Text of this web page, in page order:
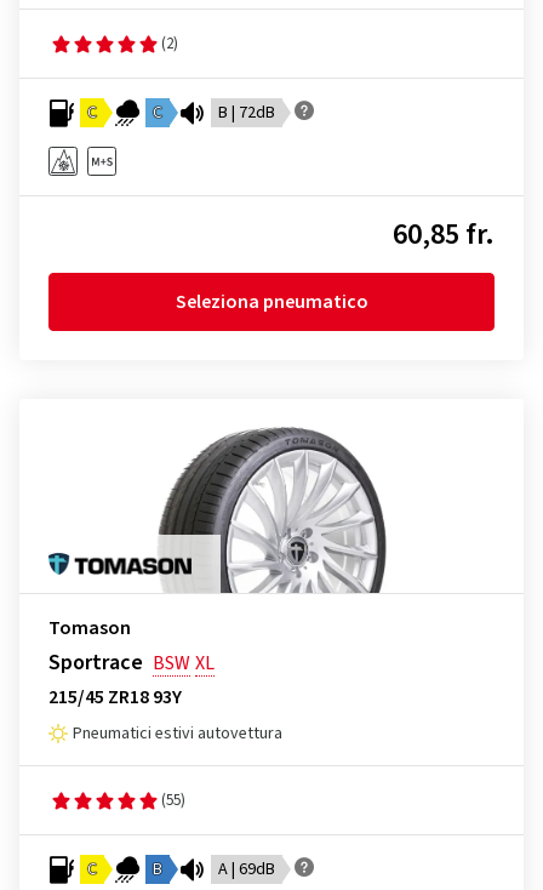
(2)
C C B | 72dB
60,85 fr.
Seleziona pneumatico
Tomason
Sportrace BSWXL
215/45 ZR18 93Y
Pneumatici estivi autovettura
(55)
C B A | 69dB